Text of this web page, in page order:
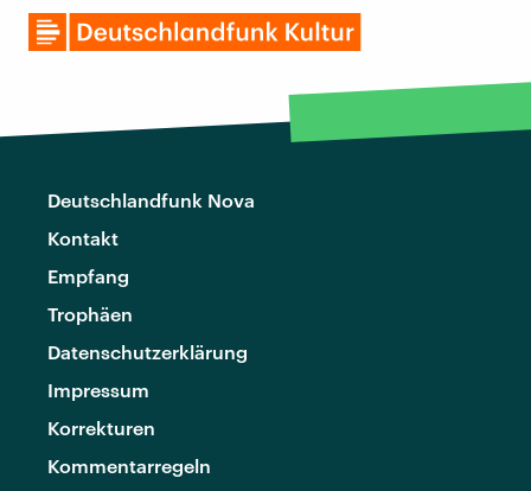
Deutschlandfunk Nova
Kontakt
Empfang
Trophäen
Datenschutzerklärung
Impressum
Korrekturen
Kommentarregeln